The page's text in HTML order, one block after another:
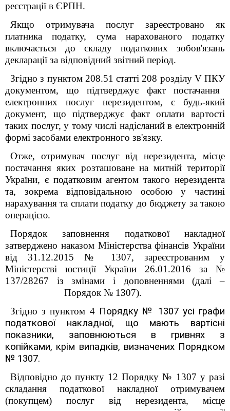
реєстрації в ЄРПН.
Якщо отримувача послуг зареєстровано як
платника податку, сума нарахованого податку
включається до складу податкових зобов'язань
декларації за відповідний звітний період.
Згідно з пунктом 208.51 статті 208 розділу V ПКУ
документом, що підтверджує факт постачання
електронних послуг нерезидентом, є будь-який
документ, що підтверджує факт оплати вартості
таких послуг, у тому числі надісланий в електронній
формі засобами електронного зв'язку.
Отже, отримувач послуг від нерезидента, місце
постачання яких розташоване на митній території
України, є податковим агентом такого нерезидента
та, зокрема відповідальною особою у частині
нарахування та сплати податку до бюджету за такою
операцією.
Порядок заповнення податкової накладної
затверджено наказом Міністерства фінансів України
від 31.12.2015 № 1307, зареєстрованим у
Міністерстві юстиції України 26.01.2016 за №
137/28267 із змінами і доповненнями (далі –
Порядок № 1307).
Згідно з пунктом 4 Порядку № 1307 усі графи
податкової накладної, що мають вартісні
показники, заповнюються в гривнях з
копійками, крім випадків, визначених Порядком
№ 1307.
Відповідно до пункту 12 Порядку № 1307 у разі
складання податкової накладної отримувачем
(покупцем) послуг від нерезидента, місце